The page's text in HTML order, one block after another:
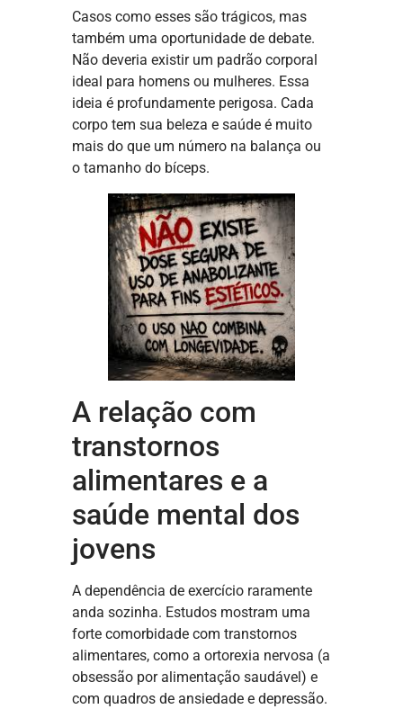
Casos como esses são trágicos, mas
também uma oportunidade de debate.
Não deveria existir um padrão corporal
ideal para homens ou mulheres. Essa
ideia é profundamente perigosa. Cada
corpo tem sua beleza e saúde é muito
mais do que um número na balança ou
o tamanho do bíceps.
A relação com
transtornos
alimentares e a
saúde mental dos
jovens
A dependência de exercício raramente
anda sozinha. Estudos mostram uma
forte comorbidade com transtornos
alimentares, como a ortorexia nervosa (a
obsessão por alimentação saudável) e
com quadros de ansiedade e depressão.